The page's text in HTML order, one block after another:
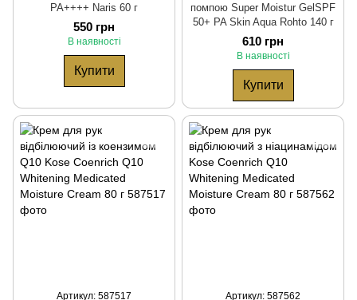
PA++++ Naris 60 г
550 грн
В наявності
Купити
помпою Super Moistur GelSPF
50+ PA Skin Aqua Rohto 140 г
610 грн
В наявності
Купити
Артикул: 587517 Артикул: 587562